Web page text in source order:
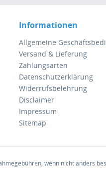
Informationen
Allgemeine
Versand & Lieferung
Zahlungsarten
Datenschutzerklärung
Widerrufsbelehrung
Disclaimer
Impressum
Sitemap
wenn nicht anders